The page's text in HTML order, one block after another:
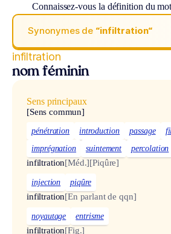
Connaissez-vous la définition du
Synonymes de “infiltration“
infiltration
nom féminin
Sens principaux
[Sens commun]
pénétration introduction passage
imprégnation
suintement percolation
infiltration[Méd.][Piqûre]
injection piqûre
infiltration[En parlant de qqn]
noyautage entrisme
infiltration[Fig.]